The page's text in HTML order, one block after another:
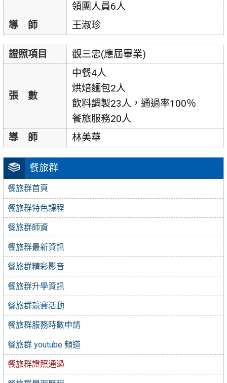
餐旅群
餐旅群首頁
餐旅群特色課程
餐旅群師資
餐旅群最新資訊
餐旅群精彩影音
餐旅群升學資訊
餐旅群競賽活動
餐旅群服務時數申請
餐旅群 youtube 頻道
餐旅群證照通過
領團人員6人
導 師
王淑珍
證照項目 觀三忠(應屆畢業)
張 數
中餐4人
烘焙麵包2人
飲料調製23人，通過率100％
餐旅服務20人
導 師
林美華